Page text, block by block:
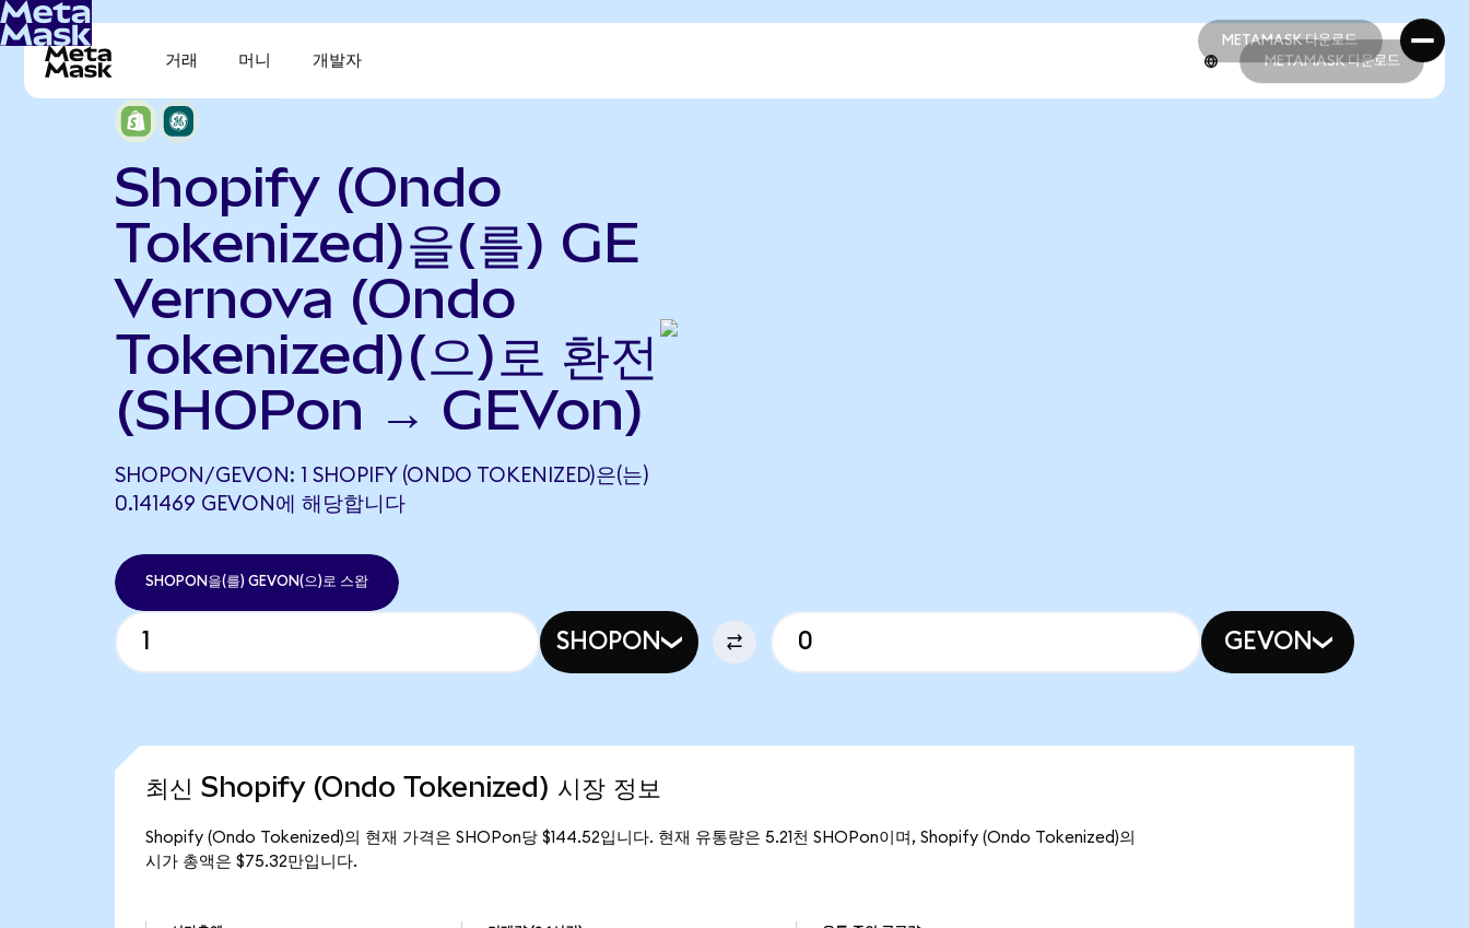
METAMASK 다운로드
METAMASK 다운로드
거래 머니 개발자 METAMASK 다운로드
Shopify (Ondo
Tokenized)을(를) GE
Vernova (Ondo
Tokenized)(으)로 환전
(SHOPon → GEVon)
SHOPON/GEVON: 1 SHOPIFY (ONDO TOKENIZED)은(는)
0.141469 GEVON에 해당합니다
SHOPON을(를) GEVON(으)로 스왑
SHOPON GEVON
최신 Shopify (Ondo Tokenized) 시장 정보
Shopify (Ondo Tokenized)의 현재 가격은 SHOPon당 $144.52입니다. 현재 유통량은 5.21천 SHOPon이며, Shopify (Ondo Tokenized)의
시가 총액은 $75.32만입니다.